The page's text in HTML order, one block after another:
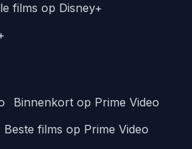
films op Disney+
Binnenkort op Prime Video
Beste films op Prime Video